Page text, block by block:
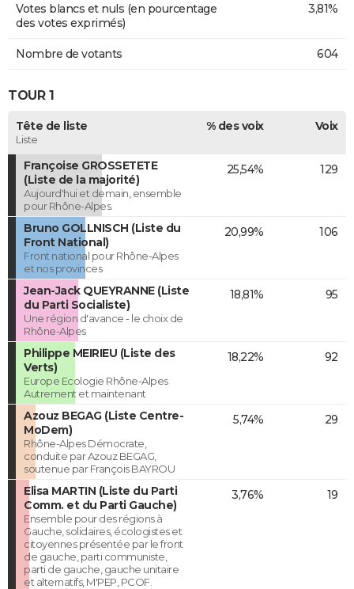
Votes blancs et nuls (en pourcentage
des votes exprimés)
3,81%
Nombre de votants 604
TOUR 1
Tête de liste
Liste
% des voix Voix
Françoise GROSSETETE
(Liste de la majorité)
Aujourd'hui et demain, ensemble
pour Rhône-Alpes.
25,54% 129
Bruno GOLLNISCH (Liste du
Front National)
Front national pour Rhône-Alpes
et nos provinces
20,99% 106
Jean-Jack QUEYRANNE (Liste
du Parti Socialiste)
Une région d'avance - le choix de
Rhône-Alpes
18,81% 95
Philippe MEIRIEU (Liste des
Verts)
Europe Ecologie Rhône-Alpes
Autrement et maintenant
18,22% 92
Azouz BEGAG (Liste Centre-
MoDem)
Rhône-Alpes Démocrate,
conduite par Azouz BEGAG,
soutenue par François BAYROU
5,74% 29
Elisa MARTIN (Liste du Parti
Comm. et du Parti Gauche)
Ensemble pour des régions à
Gauche, solidaires, écologistes et
citoyennes présentée par le front
de gauche, parti communiste,
parti de gauche, gauche unitaire
et alternatifs, M'PEP, PCOF.
3,76% 19